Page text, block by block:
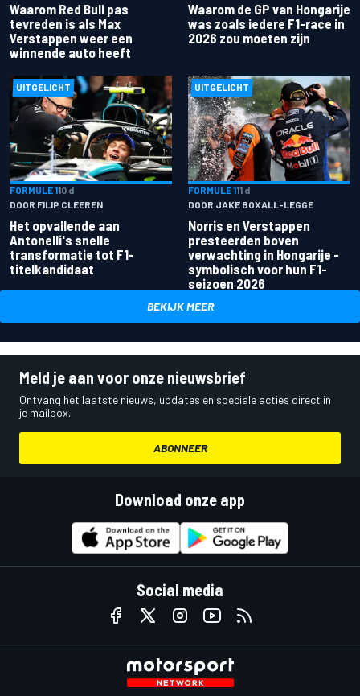
Waarom Red Bull pas
tevreden is als Max
Verstappen weer een
winnende auto heeft
Waarom de GP van Hongarije
was zoals iedere F1-race in
2026 zou moeten zijn
UITGELICHT
FORMULE 110 d
DOOR FILIP CLEEREN
Het opvallende aan
Antonelli's snelle
transformatie tot F1-
titelkandidaat
UITGELICHT
FORMULE 111 d
DOOR JAKE BOXALL-LEGGE
Norris en Verstappen
presteerden boven
verwachting in Hongarije -
symbolisch voor hun F1-
seizoen 2026
BEKIJK MEER
Meld je aan voor onze nieuwsbrief
Ontvang het laatste nieuws, updates en speciale acties direct in
je mailbox.
ABONNEER
Download onze app
Social media